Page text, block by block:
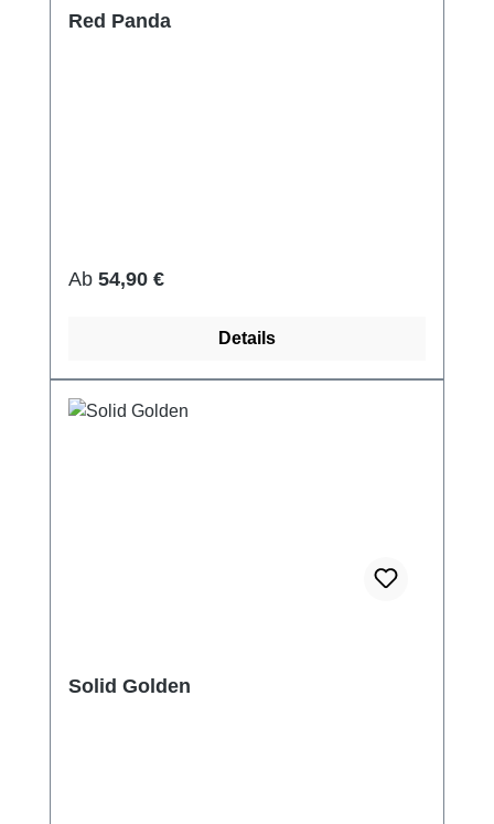
Red Panda
Regulärer Preis:
Ab 54,90 €
Details
Solid Golden